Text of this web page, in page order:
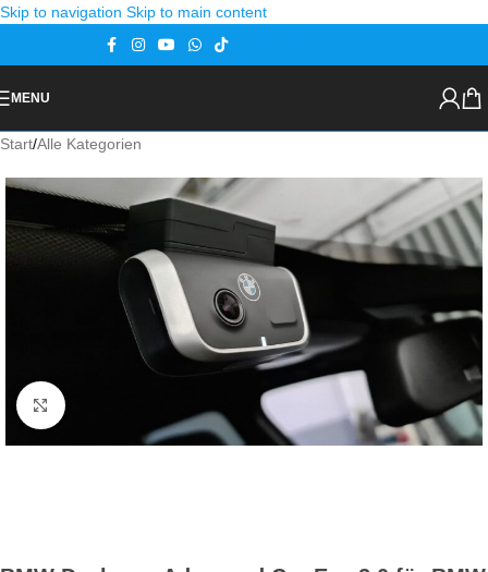
Skip to navigation Skip to main content
MENU
Start/Alle Kategorien
Zoom